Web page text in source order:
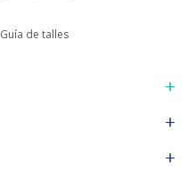
Guía de talles